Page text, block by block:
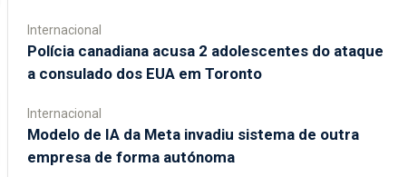
Internacional
Polícia canadiana acusa 2 adolescentes do ataque
a consulado dos EUA em Toronto
Internacional
Modelo de IA da Meta invadiu sistema de outra
empresa de forma autónoma